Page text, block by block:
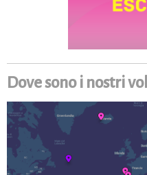
Dove sono i nostri